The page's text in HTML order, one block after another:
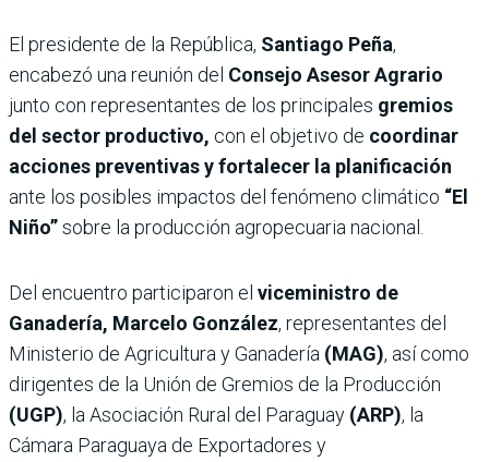
El presidente de la República, Santiago Peña,
encabezó una reunión del Consejo Asesor Agrario
junto con representantes de los principales gremios
del sector productivo, con el objetivo de coordinar
acciones preventivas y fortalecer la planificación
ante los posibles impactos del fenómeno climático “El
Niño”sobre la producción agropecuaria nacional.
Del encuentro participaron el viceministro de
Ganadería, Marcelo González, representantes del
Ministerio de Agricultura y Ganadería (MAG), así como
dirigentes de la Unión de Gremios de la Producción
(UGP), la Asociación Rural del Paraguay (ARP), la
Cámara Paraguaya de Exportadores y